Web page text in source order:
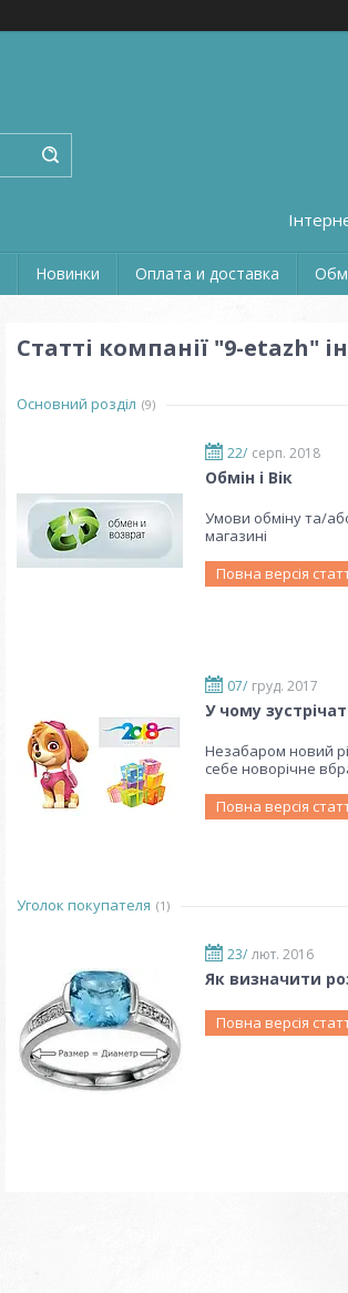
Новинки Оплата и доставка
Статті компанії "9-etazh"
Основний розділ 9
22/ серп. 2018
Обмін і Вік
Умови обміну та/
магазині
Повна версія
07/ груд. 2017
У чому
Незабаром новий
себе новорічне
Повна версія
Уголок покупателя 1
23/ лют. 2016
Як визначити
Повна версія